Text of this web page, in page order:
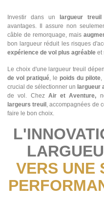
Investir dans un largueur treuil
avantages. Il assure non
câble de remorquage, mais
bon largueur réduit les risques
expérience de vol plus agréable et
Le choix d'une largueur treuil
de vol pratiqué, le poids du pilote,
crucial de sélectionner un largueur
de vol. Chez Air et Aventure,
largeurs treuil , accompagnées de
faire le bon choix.
VERS UNE